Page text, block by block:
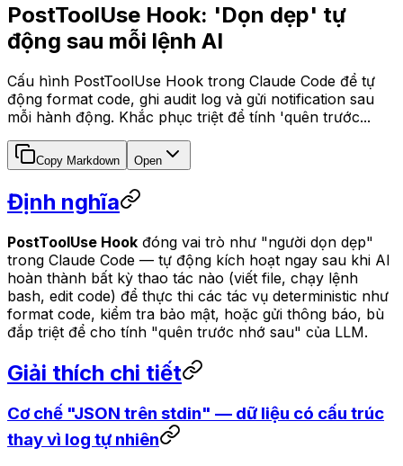
PostToolUse Hook: 'Dọn dẹp' tự
động sau mỗi lệnh AI
Cấu hình PostToolUse Hook trong Claude Code để tự
động format code, ghi audit log và gửi notification sau
mỗi hành động. Khắc phục triệt để tính 'quên trước...
Copy Markdown Open
Định nghĩa
PostToolUse Hook đóng vai trò như "người dọn dẹp"
trong Claude Code — tự động kích hoạt ngay sau khi AI
hoàn thành bất kỳ thao tác nào (viết file, chạy lệnh
bash, edit code) để thực thi các tác vụ deterministic như
format code, kiểm tra bảo mật, hoặc gửi thông báo, bù
đắp triệt để cho tính "quên trước nhớ sau" của LLM.
Giải thích chi tiết
Cơ chế "JSON trên stdin" — dữ liệu có cấu trúc
thay vì log tự nhiên